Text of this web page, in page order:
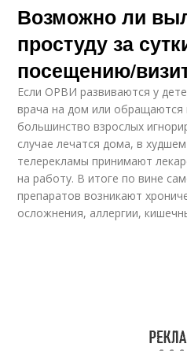
Возможно ли
простуду за
посещению/
Если ОРВИ развиваются у
врача на дом или обращаются
большинство взрослых
случае лечатся дома, в
телерекламы принимают
на работу. В итоге по вине
препаратов возникают
осложнения, аллергии,